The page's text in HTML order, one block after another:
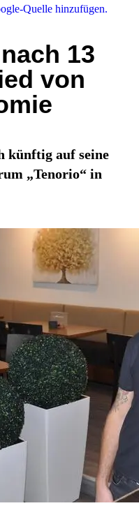
Quelle hinzufügen.
13
von
künftig auf seine
„Tenorio“ in